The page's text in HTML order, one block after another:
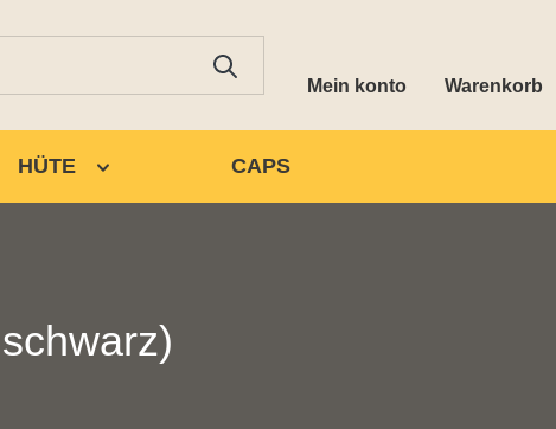
Mein konto Warenkorb
HÜTE CAPS